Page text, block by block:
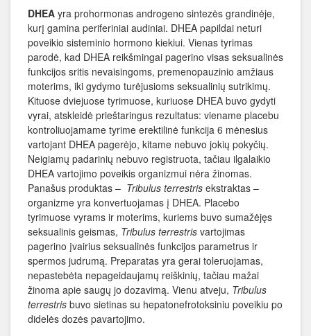
DHEA yra prohormonas androgeno sintezės grandinėje,
kurį gamina periferiniai audiniai. DHEA papildai neturi
poveikio sisteminio hormono kiekiui. Vienas tyrimas
parodė, kad DHEA reikšmingai pagerino visas seksualinės
funkcijos sritis nevaisingoms, premenopauzinio amžiaus
moterims, iki gydymo turėjusioms seksualinių sutrikimų.
Kituose dviejuose tyrimuose, kuriuose DHEA buvo gydyti
vyrai, atskleidė prieštaringus rezultatus: viename placebu
kontroliuojamame tyrime erektilinė funkcija 6 mėnesius
vartojant DHEA pagerėjo, kitame nebuvo jokių pokyčių.
Neigiamų padarinių nebuvo registruota, tačiau ilgalaikio
DHEA vartojimo poveikis organizmui nėra žinomas.
Panašus produktas – Tribulus terrestris ekstraktas –
organizme yra konvertuojamas į DHEA. Placebo
tyrimuose vyrams ir moterims, kuriems buvo sumažėjęs
seksualinis geismas, Tribulus terrestris vartojimas
pagerino įvairius seksualinės funkcijos parametrus ir
spermos judrumą. Preparatas yra gerai toleruojamas,
nepastebėta nepageidaujamų reiškinių, tačiau mažai
žinoma apie saugų jo dozavimą. Vienu atveju, Tribulus
terrestris buvo sietinas su hepatonefrotoksiniu poveikiu po
didelės dozės pavartojimo.